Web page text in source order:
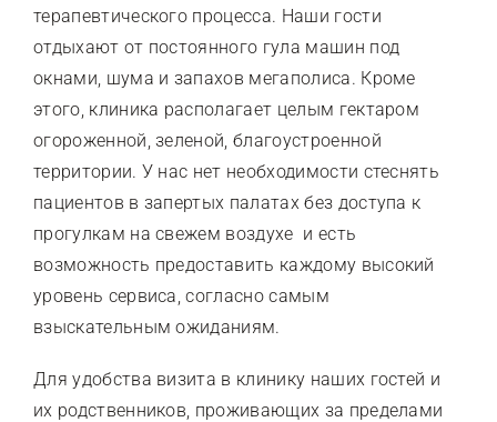
терапевтического процесса. Наши гости
отдыхают от постоянного гула машин под
окнами, шума и запахов мегаполиса. Кроме
этого, клиника располагает целым гектаром
огороженной, зеленой, благоустроенной
территории. У нас нет необходимости стеснять
пациентов в запертых палатах без доступа к
прогулкам на свежем воздухе и есть
возможность предоставить каждому высокий
уровень сервиса, согласно самым
взыскательным ожиданиям.
Для удобства визита в клинику наших гостей и
их родственников, проживающих за пределами